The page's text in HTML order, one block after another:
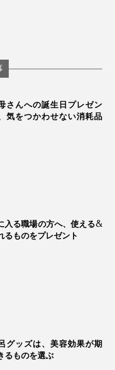
トヘア
灰色の毛色から。
ーズの艶やかな花びら
さんへの誕生日プレゼン
気をつかわせない消耗品
入る職場の方へ、使える&
るものをプレゼント
グッズは、美容効果が期
るものを選ぶ